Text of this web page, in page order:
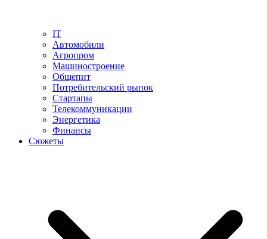
IT
Автомобили
Агропром
Машиностроение
Общепит
Потребительский рынок
Стартапы
Телекоммуникации
Энергетика
Финансы
Сюжеты